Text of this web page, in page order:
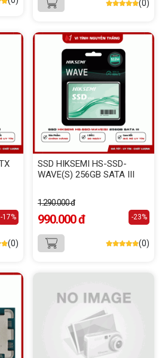
(0)
-17%
(0)
SSD HIKSEMI HS-SSD-
WAVE(S) 256GB SATA III
1.290.000 đ
990.000 đ -23%
(0)